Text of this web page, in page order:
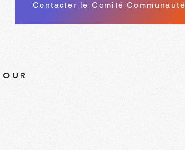
Contacter le Comité Communauté